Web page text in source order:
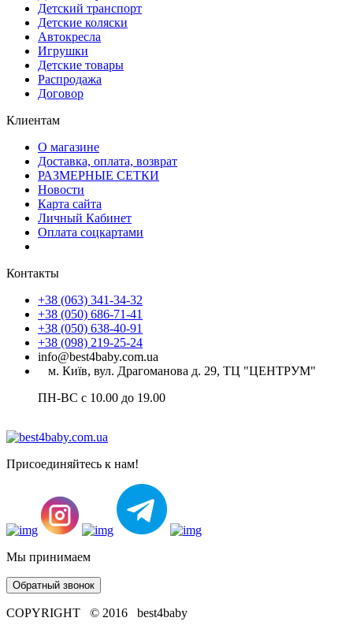
Детский транспорт
Детские коляски
Автокресла
Игрушки
Детские товары
Распродажа
Договор
Клиентам
О магазине
Доставка, оплата, возврат
РАЗМЕРНЫЕ СЕТКИ
Новости
Карта сайта
Личный Кабинет
Оплата соцкартами
Контакты
+38 (063) 341-34-32
+38 (050) 686-71-41
+38 (050) 638-40-91
+38 (098) 219-25-24
info@best4baby.com.ua
м. Київ, вул. Драгоманова д. 29, ТЦ "ЦЕНТРУМ"
ПН-ВС с 10.00 до 19.00
Присоединяйтесь к нам!
Мы принимаем
Обратный звонок
COPYRIGHT © 2016 best4baby